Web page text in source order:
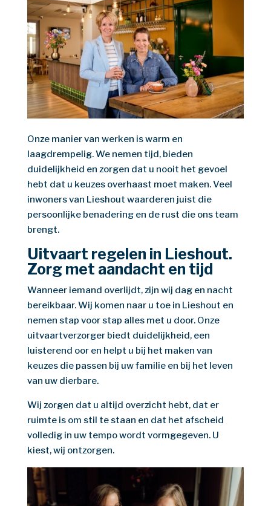
Onze manier van werken is warm en
laagdrempelig. We nemen tijd, bieden
duidelijkheid en zorgen dat u nooit het gevoel
hebt dat u keuzes overhaast moet maken. Veel
inwoners van Lieshout waarderen juist die
persoonlijke benadering en de rust die ons team
brengt.
Uitvaart regelen in Lieshout.
Zorg met aandacht en tijd
Wanneer iemand overlijdt, zijn wij dag en nacht
bereikbaar. Wij komen naar u toe in Lieshout en
nemen stap voor stap alles met u door. Onze
uitvaartverzorger biedt duidelijkheid, een
luisterend oor en helpt u bij het maken van
keuzes die passen bij uw familie en bij het leven
van uw dierbare.
Wij zorgen dat u altijd overzicht hebt, dat er
ruimte is om stil te staan en dat het afscheid
volledig in uw tempo wordt vormgegeven. U
kiest, wij ontzorgen.